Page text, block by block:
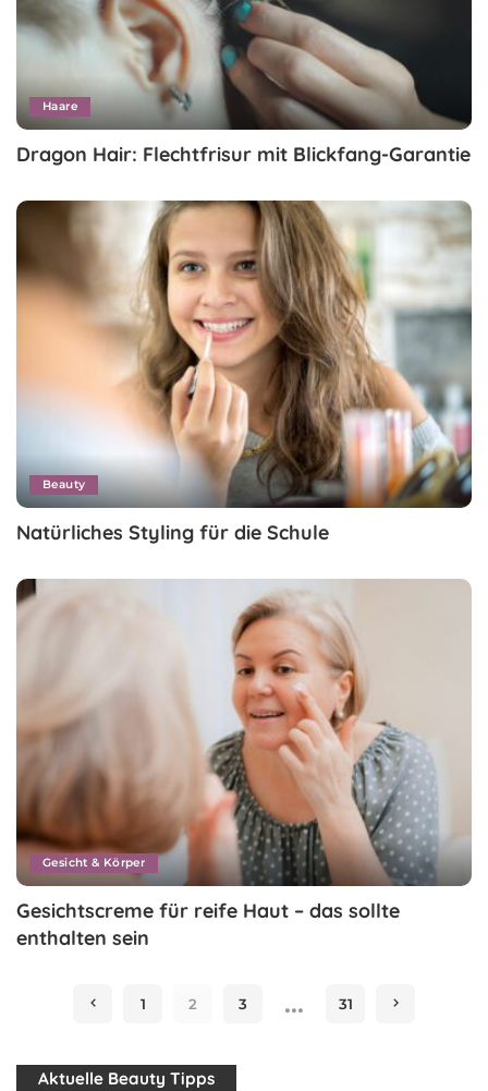
Haare
Dragon Hair: Flechtfrisur mit Blickfang-Garantie
Beauty
Natürliches Styling für die Schule
Gesicht & Körper
Gesichtscreme für reife Haut – das sollte
enthalten sein
1 2 3 … 31
Aktuelle Beauty Tipps